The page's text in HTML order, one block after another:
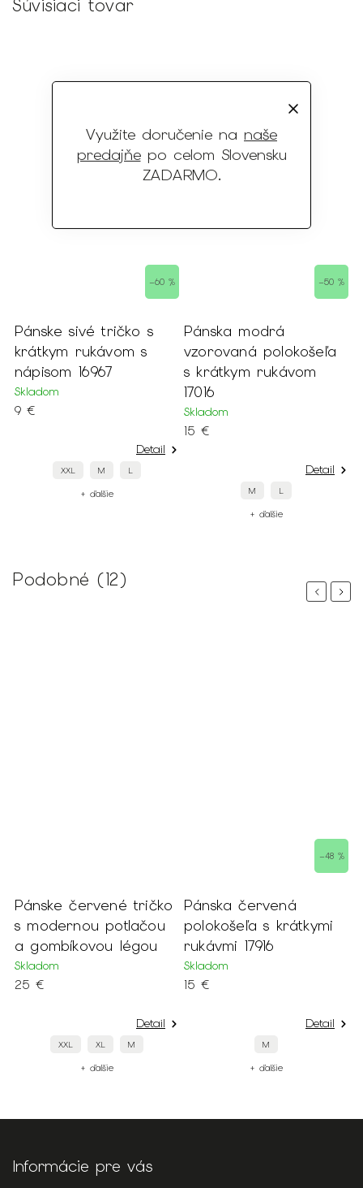
Využite doručenie na naše
predajňepo celom Slovensku
ZADARMO.
Súvisiaci tovar
–60 %
Pánske sivé tričko s
krátkym rukávom s
nápisom 16967
Skladom
9 €
Detail
XXL M L
+ ďalšie
–50 %
Pánska modrá
vzorovaná polokošeľa
s krátkym rukávom
17016
Skladom
15 €
Detail
M L
+ ďalšie
Podobné (12)
Previous
Pánske červené tričko
s modernou potlačou
a gombíkovou légou
Skladom
25 €
Detail
XXL XL M
+ ďalšie
–48 %
Pánska červená
polokošeľa s krátkymi
rukávmi 17916
Skladom
15 €
Detail
M
+ ďalšie
Next
Informácie pre vás